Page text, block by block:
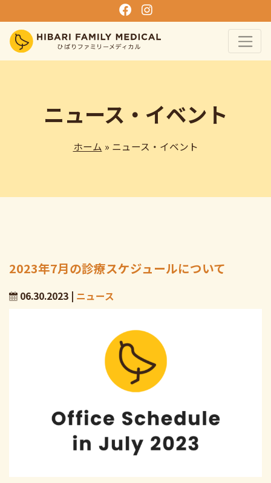
ニュース・イベント
ホーム » ニュース・イベント
2023年7月の診療スケジュールについて
06.30.2023 | ニュース